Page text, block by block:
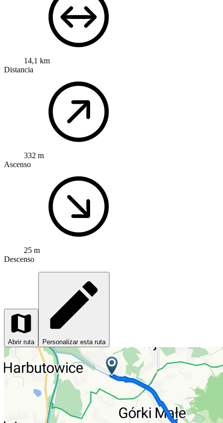
14,1 km
Distancia
332 m
Ascenso
25 m
Descenso
Abrir ruta Personalizar esta ruta